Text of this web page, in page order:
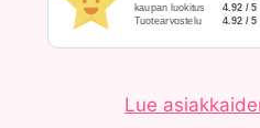
kaupan luokitus
4.92 / 5
Tuotearvostelu
4.92 / 5
Lue